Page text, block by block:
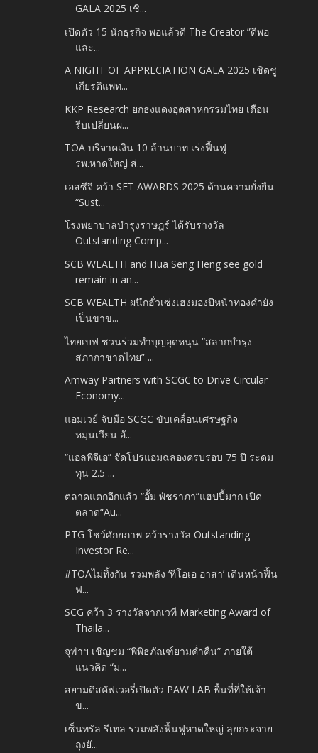
GALA 2025 เชิ...
เปิดตัว 15 นักธุรกิจ พอแล้วดี The Creator ”ดีพอ
และ...
A NIGHT OF APPRECIATION GALA 2025 เชิดชู
เกียรติแพท...
KKP Research ยกธงแดงอุตสาหกรรมไทย เตือน
รีบเปลี่ยนผ...
TOA บริจาคเงิน 10 ล้านบาท เร่งฟื้นฟู
รพ.หาดใหญ่ ส่...
เอสซีจี คว้า SET AWARDS 2025 ด้านความยั่งยืน
“Sust...
โรงพยาบาลบำรุงราษฎร์ ได้รับรางวัล
Outstanding Comp...
SCB WEALTH and Hua Seng Heng see gold
remain in an...
SCB WEALTH ผนึกฮั่วเซ่งเฮงมองปีหน้าทองคำยัง
เป็นขาข...
ไทยเบฟ ชวนร่วมทำบุญอุดหนุน “สลากบำรุง
สภากาชาดไทย” ...
Amway Partners with SCGC to Drive Circular
Economy...
แอมเวย์ จับมือ SCGC ขับเคลื่อนเศรษฐกิจ
หมุนเวียน อั...
“แอลพีจีเอ” จัดโปรแอมฉลองครบรอบ 75 ปี ระดม
ทุน 2.5 ...
ตลาดแตกอีกแล้ว “อั้ม พัชราภา”แฮปปี้มาก เปิด
ตลาด“Au...
PTG โชว์ศักยภาพ คว้ารางวัล Outstanding
Investor Re...
#TOAไม่ทิ้งกัน รวมพลัง ‘ทีโอเอ อาสา’ เดินหน้าฟื้น
ฟ...
SCG คว้า 3 รางวัลจากเวที Marketing Award of
Thaila...
จุฬาฯ เชิญชม “พิพิธภัณฑ์ยามค่ำคืน” ภายใต้
แนวคิด “ม...
สยามดิสคัฟเวอรี่เปิดตัว PAW LAB พื้นที่ที่ให้เจ้า
ข...
เซ็นทรัล รีเทล รวมพลังฟื้นฟูหาดใหญ่ ลุยกระจาย
ถุงยั...